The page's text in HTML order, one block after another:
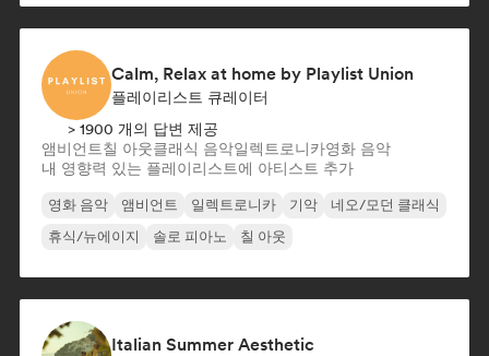
Calm, Relax at home by Playlist Union
플레이리스트 큐레이터
> 1900 개의 답변 제공
앰비언트칠 아웃클래식 음악일렉트로니카영화 음악
내 영향력 있는 플레이리스트에 아티스트 추가
영화 음악 앰비언트 일렉트로니카 기악
네오/모던 클래식
휴식/뉴에이지
솔로 피아노 칠 아웃
Italian Summer Aesthetic